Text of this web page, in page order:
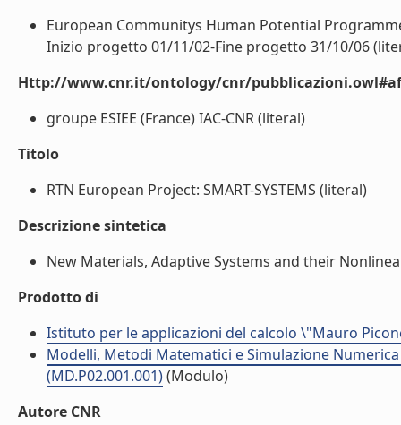
European Communitys Human Potential
Inizio progetto 01/11/02-Fine progetto 31/10/06
Http://www.cnr.it/ontology/cnr/
groupe ESIEE (France) IAC-CNR (literal)
Titolo
RTN European Project: SMART-SYSTEMS (literal)
Descrizione sintetica
New Materials, Adaptive Systems and their
Prodotto di
Istituto per le applicazioni del calcolo \"Mauro
Modelli, Metodi Matematici e Simulazione
(MD.P02.001.001)(Modulo)
Autore CNR